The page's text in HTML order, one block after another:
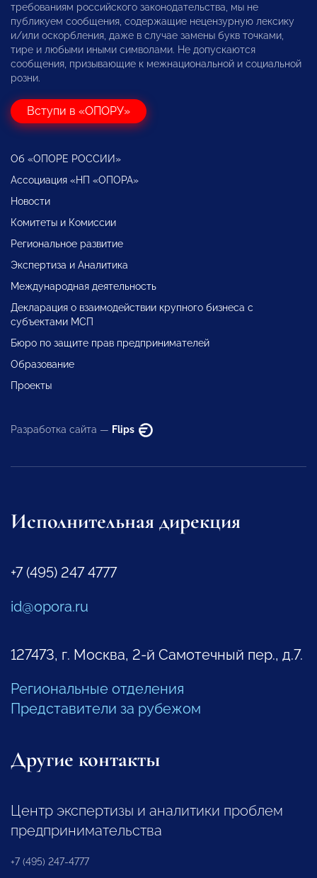
требованиям российского законодательства, мы не
публикуем сообщения, содержащие нецензурную лексику
и/или оскорбления, даже в случае замены букв точками,
тире и любыми иными символами. Не допускаются
сообщения, призывающие к межнациональной и социальной
розни.
Вступи в «ОПОРУ»
Об «ОПОРЕ РОССИИ»
Ассоциация «НП «ОПОРА»
Новости
Комитеты и Комиссии
Региональное развитие
Экспертиза и Аналитика
Международная деятельность
Декларация о взаимодействии крупного бизнеса с
субъектами МСП
Бюро по защите прав предпринимателей
Образование
Проекты
Разработка сайта — Flips
Исполнительная дирекция
+7 (495) 247 4777
id@opora.ru
127473, г. Москва, 2-й Самотечный пер., д.7.
Региональные отделения
Представители за рубежом
Другие контакты
Центр экспертизы и аналитики проблем
предпринимательства
+7 (495) 247-4777